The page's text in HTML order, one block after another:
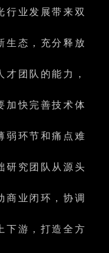
行业发展带来双
生态，充分释放
团队的能力，
加快完善技术体
弱环节和痛点难
研究团队从源头
商业闭环，协调
下游，打造全方